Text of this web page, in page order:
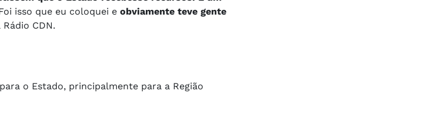
isso que eu coloquei e obviamente teve gente
CDN.
o Estado, principalmente para a Região